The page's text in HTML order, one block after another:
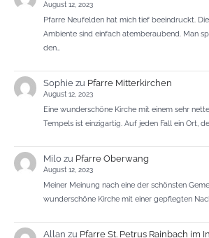
August 12, 2023
Pfarre Neufelden hat mich tief beeindruckt.
Ambiente sind einfach atemberaubend. Man
den…
Sophiezu Pfarre Mitterkirchen
August 12, 2023
Eine wunderschöne Kirche mit einem sehr
Tempels ist einzigartig. Auf jeden Fall ein Ort,
Milozu Pfarre Oberwang
August 12, 2023
Meiner Meinung nach eine der schönsten
wunderschöne Kirche mit einer gepflegten
Allan zu Pfarre St. Petrus Rainbach im